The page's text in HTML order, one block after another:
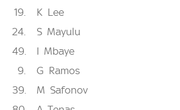
19
K Lee
24
S Mayulu
49
I Mbaye
9
G Ramos
39
M Safonov